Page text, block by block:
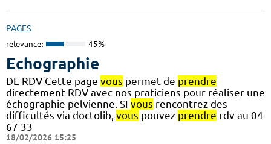
PAGES
relevance: 45%
Echographie
DE RDV Cette page vous permet de prendre
directement RDV avec nos praticiens pour réaliser une
échographie pelvienne. SI vous rencontrez des
difficultés via doctolib, vous pouvez prendre rdv au 04
67 33
18/02/2026 15:25